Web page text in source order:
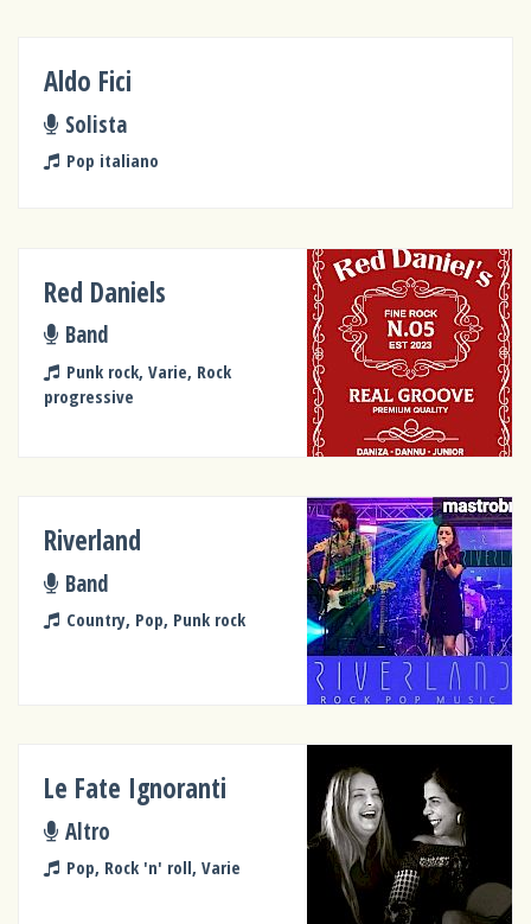
Aldo Fici
Solista
Pop italiano
Red Daniels
Band
Punk rock, Varie, Rock
progressive
Riverland
Band
Country, Pop, Punk rock
Le Fate Ignoranti
Altro
Pop, Rock 'n' roll, Varie